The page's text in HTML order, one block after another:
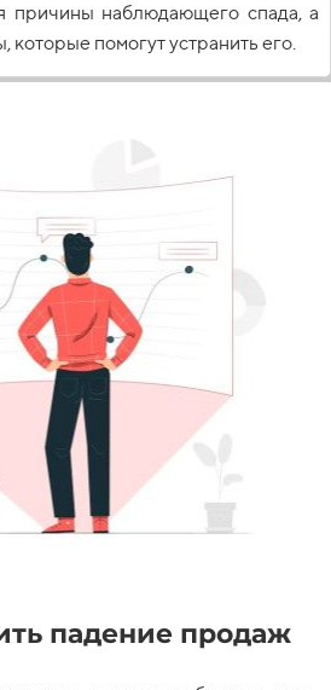
причины наблюдающего спада, а
которые помогут устранить его.
падение продаж